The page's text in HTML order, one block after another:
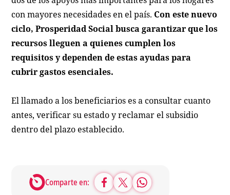
con mayores necesidades en el país. Con este nuevo
ciclo, Prosperidad Social busca garantizar que los
recursos lleguen a quienes cumplen los
requisitos y dependen de estas ayudas para
cubrir gastos esenciales.
El llamado a los beneficiarios es a consultar cuanto
antes, verificar su estado y reclamar el subsidio
dentro del plazo establecido.
Comparte en: